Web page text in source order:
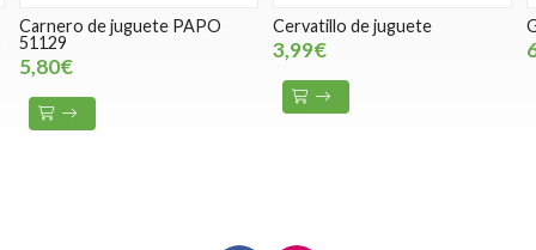
Carnero de juguete PAPO
51129
5,80€
Cervatillo de juguete
3,99€